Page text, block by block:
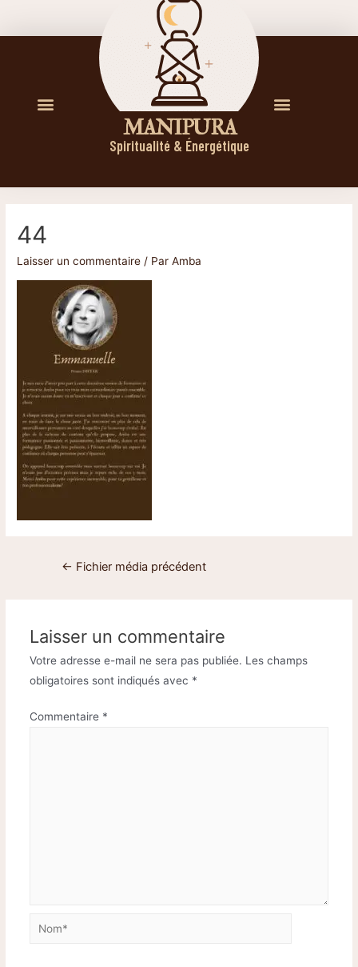
M A N I P U R A
Spiritualité & Énergétique
44
Laisser un commentaire / ParAmba
← Fichier média précédent
Laisser un commentaire
Votre adresse e-mail ne sera pas publiée. Les champs
obligatoires sont indiqués avec *
Commentaire *